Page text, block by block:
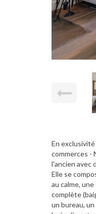
En
commerces -
l'ancien avec
Elle se
au calme,
complète
un bureau,